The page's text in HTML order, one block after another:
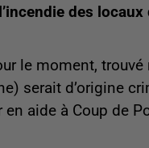
des locaux
le moment, trouvé
serait d’origine
aide à Coup de